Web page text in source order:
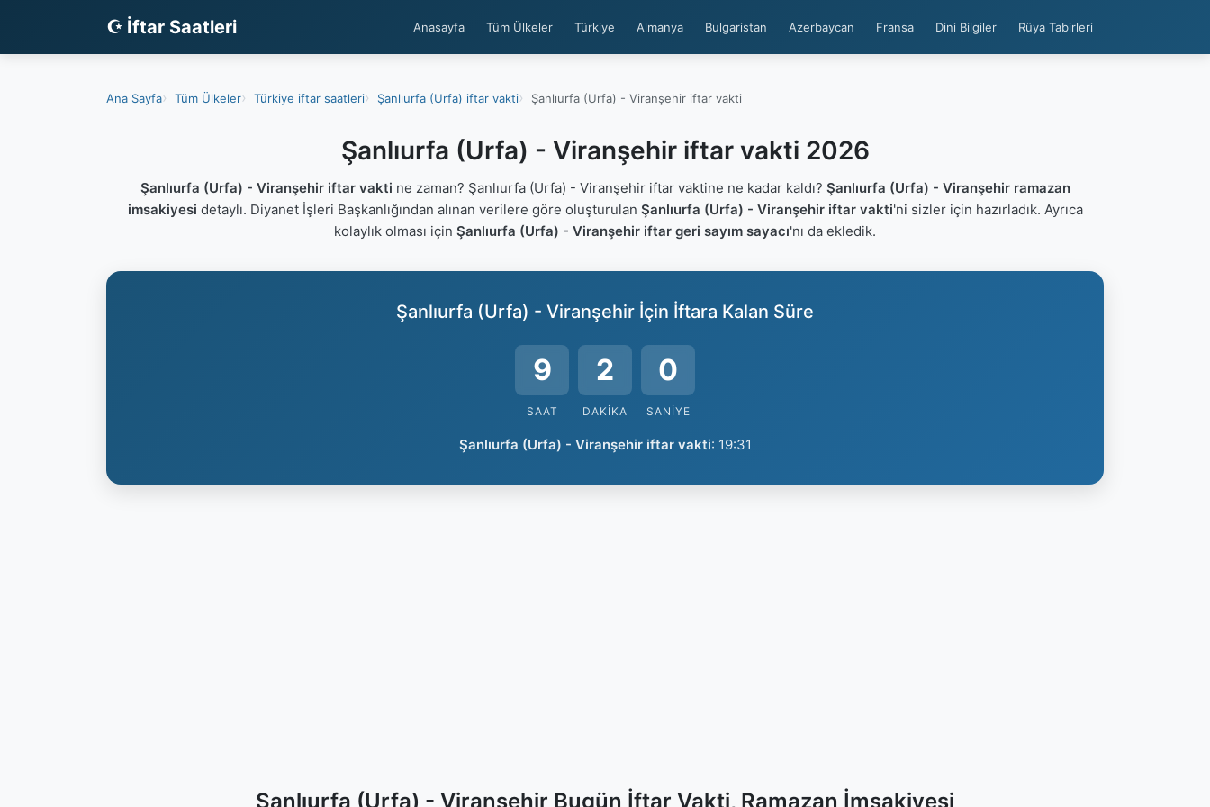
☪ İftar Saatleri Anasayfa Tüm Ülkeler Türkiye Almanya Bulgaristan Azerbaycan Fransa Dini Bilgiler Rüya Tabirleri
Ana Sayfa Tüm Ülkeler Türkiye iftar saatleri Şanlıurfa (Urfa) iftar vakti Şanlıurfa (Urfa) - Viranşehir iftar vakti
Şanlıurfa (Urfa) - Viranşehir iftar vakti 2026
Şanlıurfa (Urfa) - Viranşehir iftar vakti ne zaman? Şanlıurfa (Urfa) - Viranşehir iftar vaktine ne kadar kaldı? Şanlıurfa (Urfa) - Viranşehir ramazan
imsakiyesi detaylı. Diyanet İşleri Başkanlığından alınan verilere göre oluşturulan Şanlıurfa (Urfa) - Viranşehir iftar vakti'ni sizler için hazırladık. Ayrıca
kolaylık olması için Şanlıurfa (Urfa) - Viranşehir iftar geri sayım sayacı'nı da ekledik.
Şanlıurfa (Urfa) - Viranşehir İçin İftara Kalan Süre
9
SAAT
1
DAKIKA
59
SANIYE
Şanlıurfa (Urfa) - Viranşehir iftar vakti: 19:31
Şanlıurfa (Urfa) - Viranşehir Bugün İftar Vakti, Ramazan İmsakiyesi